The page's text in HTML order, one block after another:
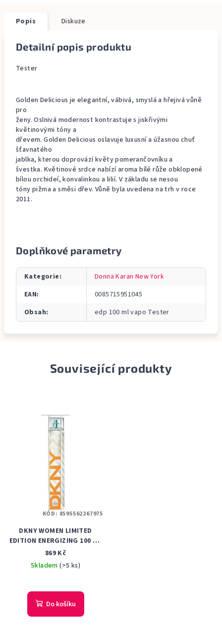
Popis Diskuze
Detailní popis produktu
Tester
Golden Delicious je elegantní, vábivá, smyslá a hřejivá vůně
pro
ženy. Oslnivá modernost kontrastuje s jiskřivými
květinovými tóny a
dřevem. Golden Delicious oslavuje luxusní a úžasnou chuť
šťavnatého
jablka, kterou doprovází květy pomerančovníku a
švestka. Květinové srdce nabízí aroma bílé růže obklopené
bílou orchideí, konvalinkou a lilií. V základu se nesou
tóny pižma a směsi dřev. Vůně byla uvedena na trh v roce
2011.
Doplňkové parametry
Kategorie:
Donna Karan New York
EAN:
0085715951045
Obsah: edp 100 ml vapo Tester
Související produkty
DKNY WOMEN LIMITED
EDITION ENERGIZING 100 ML
TOALETNÍ VODA DÁMSKÁ
869 Kč
Skladem(>5 ks)
Do košíku
KÓD: 8595562267975